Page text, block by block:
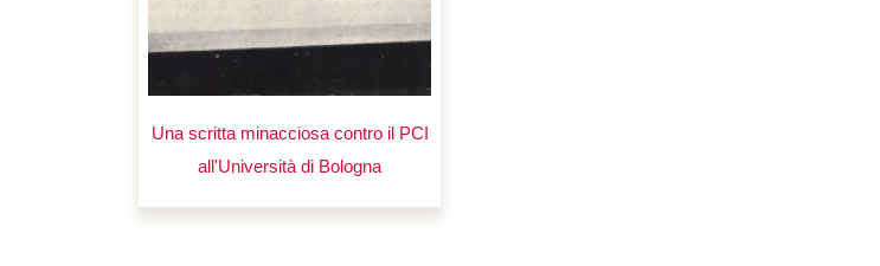
Una scritta minacciosa contro il PCI
all'Università di Bologna